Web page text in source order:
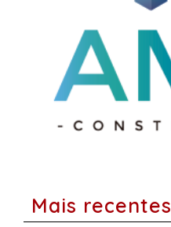
Mais recentes